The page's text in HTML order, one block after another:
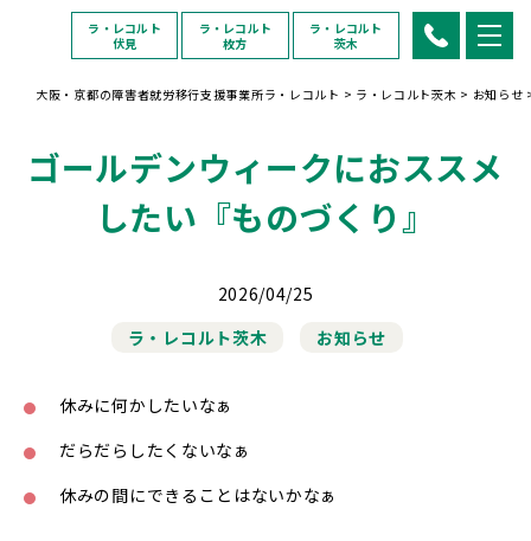
ラ・レコルト
伏見
ラ・レコルト
枚方
ラ・レコルト
茨木
大阪・京都の障害者就労移行支援事業所ラ・レコルト > ラ・レコルト茨木 > お知らせ
ゴールデンウィークにおススメ
したい『ものづくり』
2026/04/25
ラ・レコルト茨木
お知らせ
休みに何かしたいなぁ
だらだらしたくないなぁ
休みの間にできることはないかなぁ